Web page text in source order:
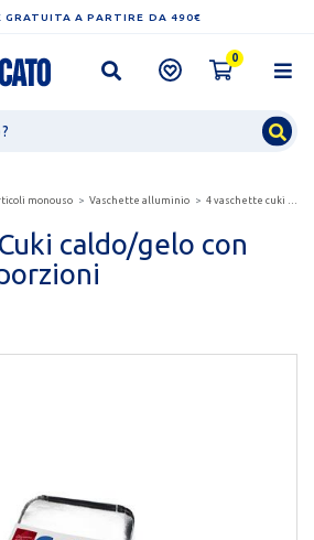
GRATUITA A PARTIRE DA 490€
0
monouso Vaschette alluminio 4 vaschette cuki caldo/gelo con coperchio 2 porzioni
caldo/gelo con